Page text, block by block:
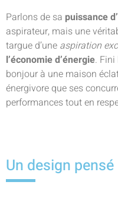
Parlons de sa puissance
aspirateur, mais une
targue d’une aspiration
l’économie d’énergie. Fini
bonjour à une maison
énergivore que ses
performances tout en
Un design